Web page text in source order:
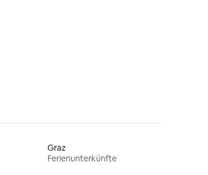
Graz
Ferienunterkünfte